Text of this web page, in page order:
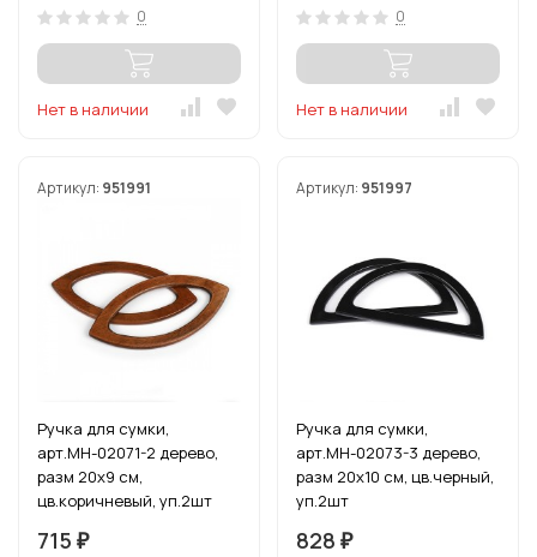
0
Нет в наличии
0
Нет в наличии
Артикул: 951991
Ручка для сумки,
арт.МН-02071-2 дерево,
разм 20х9 см,
цв.коричневый, уп.2шт
715 ₽
Артикул: 951997
Ручка для сумки,
арт.МН-02073-3 дерево,
разм 20х10 см, цв.черный,
уп.2шт
828 ₽